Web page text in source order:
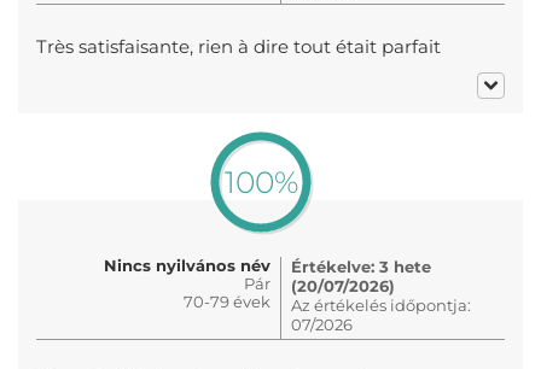
Très satisfaisante, rien à dire tout était parfait
100%
Nincs nyilvános név
Pár
70-79 évek
Értékelve: 3 hete
(20/07/2026)
Az értékelés időpontja:
07/2026